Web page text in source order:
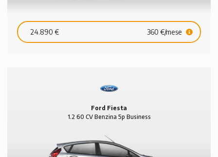
24.890 € 360 €/mese
Ford Fiesta
1.2 60 CV Benzina 5p Business